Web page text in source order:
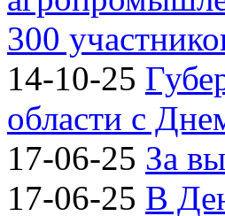
300
14-10-25
области с
17-06-25 За
17-06-25 В